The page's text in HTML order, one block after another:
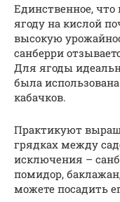
Единственное, что
ягоду на кислой
высокую
санберри
Для ягоды
была
кабачков.
Практикуют
грядках между
исключения –
помидор,
можете посадить